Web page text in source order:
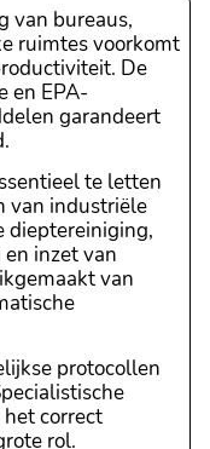
van bureaus,
ruimtes voorkomt
De
en EPA-
garandeert
te letten
van industriële
dieptereiniging,
inzet van
van
protocollen
correct
rol.